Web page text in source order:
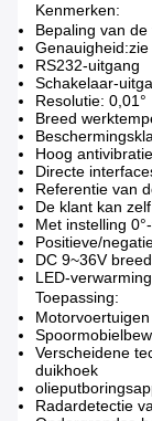
Kenmerken:
Bepaling van
RS232-uitgang
Schakelaar-
Resolutie: 0,01°
Breed
Hoog
Directe
Referentie van
De klant kan
Met instelling
Positieve/
DC 9~36V
LED-verwarming
Toepassing:
Motorvoertuigen
Verscheidene
duikhoek
Radardetectie